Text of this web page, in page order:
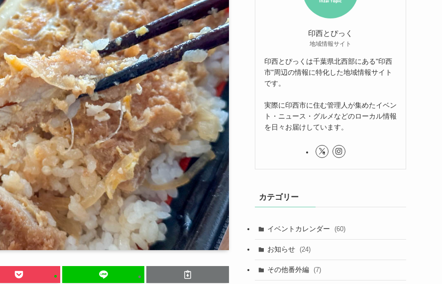
印西とぴっく
地域情報サイト
印西とぴっくは千葉県北西部にある"印西
市"周辺の情報に特化した地域情報サイト
です。
実際に印西市に住む管理人が集めたイベン
ト・ニュース・グルメなどのローカル情報
を日々お届けしています。
カテゴリー
イベントカレンダー (60)
お知らせ (24)
その他番外編 (7)